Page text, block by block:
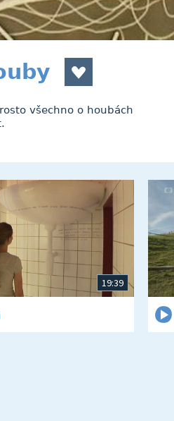
všechno o houbách
19:39